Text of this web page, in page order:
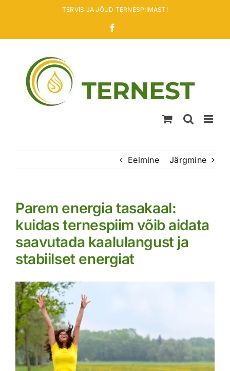
TERVIS JA JÕUD TERNESPIIMAST!
Eelmine Järgmine
Parem energia tasakaal:
kuidas ternespiim võib aidata
saavutada kaalulangust ja
stabiilset energiat